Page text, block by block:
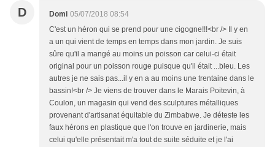
D Domi 05/07/2018 08:54
C'est un héron qui se prend pour une cigogne!!!<br /> Il y en
a un qui vient de temps en temps dans mon jardin. Je suis
sûre qu'il a mangé au moins un poisson car celui-ci était
original pour un poisson rouge puisque qu'il était ...bleu. Les
autres je ne sais pas...il y en a au moins une trentaine dans le
bassin!<br /> Je viens de trouver dans le Marais Poitevin, à
Coulon, un magasin qui vend des sculptures métalliques
provenant d'artisanat équitable du Zimbabwe. Je déteste les
faux hérons en plastique que l'on trouve en jardinerie, mais
celui qu'elle présentait m'a tout de suite séduite et je l'ai